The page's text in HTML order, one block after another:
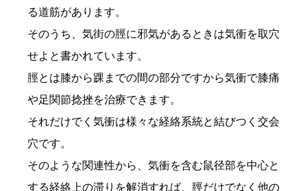
る道筋があります。
そのうち、気街の脛に邪気があるときは気衝を取穴
せよと書かれています。
脛とは膝から踝までの間の部分ですから気衝で膝痛
や足関節捻挫を治療できます。
それだけでく気衝は様々な経絡系統と結びつく交会
穴です。
そのような関連性から、気衝を含む鼠径部を中心と
する経絡上の滞りを解消すれば、脛だけでなく他の